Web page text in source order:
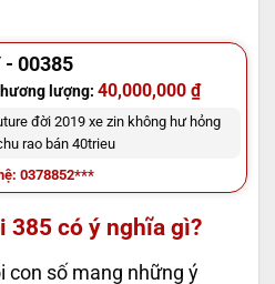
- 00385
lượng: 40,000,000 ₫
đời 2019 xe zin không hư hỏng
rao bán 40trieu
0378852***
385 có ý nghĩa gì?
con số mang những ý